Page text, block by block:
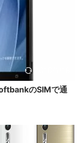
のSIMで通